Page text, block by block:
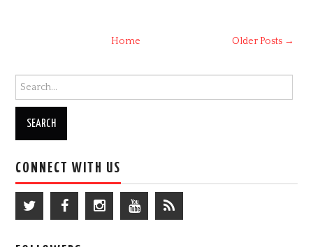
Older Posts →
Home
Search for:
CONNECT WITH US